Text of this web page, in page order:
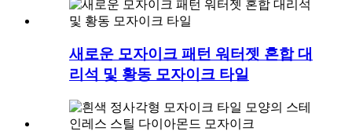
새로운 모자이크 패턴 워터젯 혼합 대
리석 및 황동 모자이크 타일